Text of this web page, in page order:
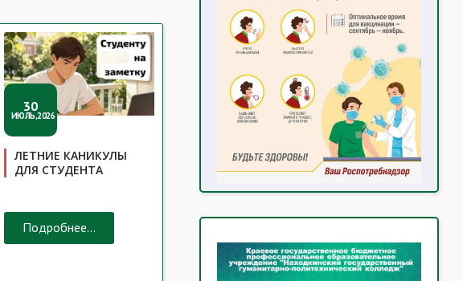
30
ИЮЛЬ,2026
ЛЕТНИЕ КАНИКУЛЫ
ДЛЯ СТУДЕНТА
Подробнее...